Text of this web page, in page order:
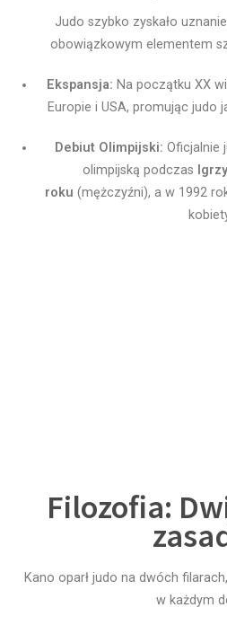
Judo szybko zyskało
obowiązkowym elementem
Ekspansja: Na początku XX
Europie i USA, promując judo
Debiut Olimpijski: Oficjalnie
olimpijską podczas
roku (mężczyźni), a w 1992
Filozofia:
Kano oparł judo na dwóch
w każdym